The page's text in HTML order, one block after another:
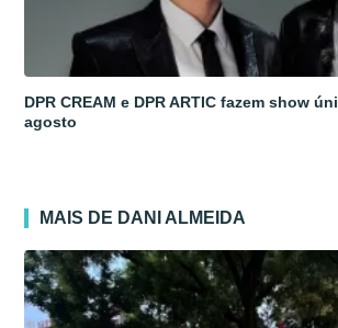
DPR CREAM e DPR ARTIC fazem show
agosto
MAIS DE DANI ALMEIDA